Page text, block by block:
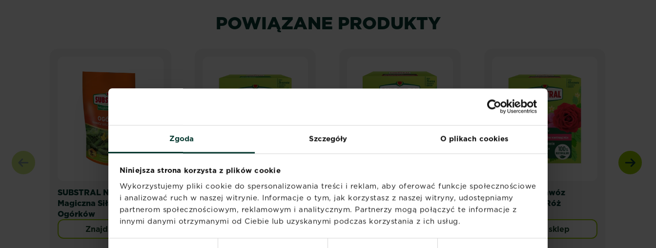
Zgoda Szczegóły O plikach cookies
Niniejsza strona korzysta z plików cookie
Wykorzystujemy pliki cookie do spersonalizowania treści i reklam, aby oferować funkcje społecznościowe
i analizować ruch w naszej witrynie. Informacje o tym, jak korzystasz z naszej witryny, udostępniamy
partnerom społecznościowym, reklamowym i analitycznym. Partnerzy mogą połączyć te informacje z
innymi danymi otrzymanymi od Ciebie lub uzyskanymi podczas korzystania z ich usług.
POWIĄZANE PRODUKTY
SUBSTRAL Nawóz
Magiczna Siła do
Ogórków
Znajdź sklep
SUBSTRAL Nawóz
naturalny do Iglaków
SUBSTRAL Nawóz
naturalny do Roślin
balkonowych
SUBSTRAL Nawóz
naturalny do Róż
Znajdź sklep